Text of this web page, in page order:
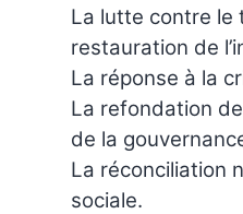
La lutte contre le
restauration de
La réponse à la
La refondation de
de la
La réconciliation
sociale.